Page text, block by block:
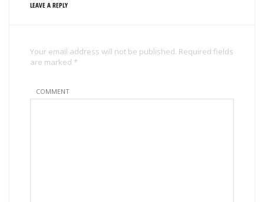
LEAVE A REPLY
Your email address will not be published. Required fields
are marked *
COMMENT